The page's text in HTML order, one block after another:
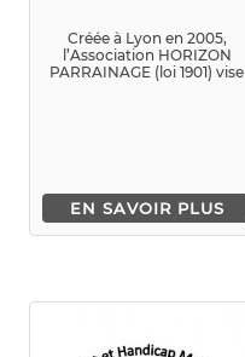
Créée à Lyon en 2005,
l’Association HORIZON
PARRAINAGE (loi 1901) vise
EN SAVOIR PLUS